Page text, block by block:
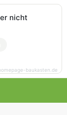
nicht
baukasten.de